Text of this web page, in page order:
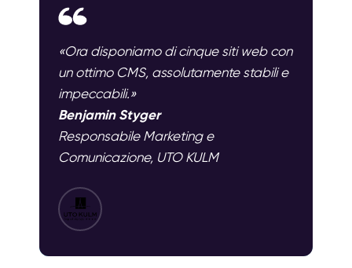
«Ora disponiamo di cinque siti web con
un ottimo CMS, assolutamente stabili e
impeccabili.»
Benjamin Styger
Responsabile Marketing e
Comunicazione, UTO KULM